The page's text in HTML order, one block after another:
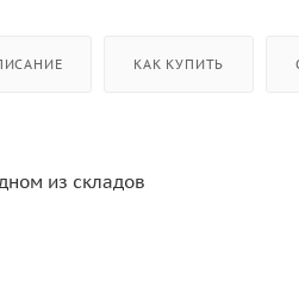
КАК КУПИТЬ
из складов